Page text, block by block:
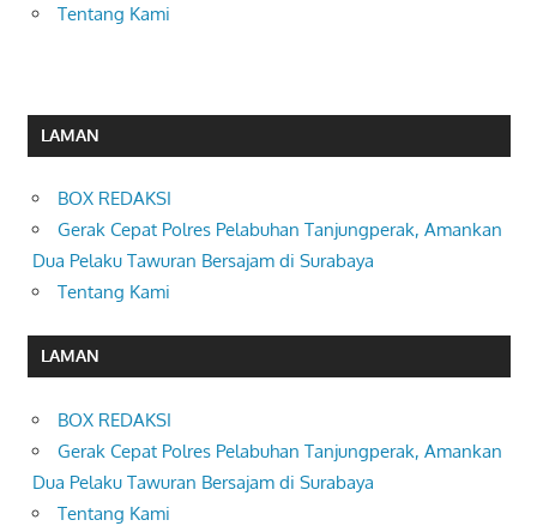
Tentang Kami
LAMAN
BOX REDAKSI
Gerak Cepat Polres Pelabuhan Tanjungperak, Amankan
Dua Pelaku Tawuran Bersajam di Surabaya
Tentang Kami
LAMAN
BOX REDAKSI
Gerak Cepat Polres Pelabuhan Tanjungperak, Amankan
Dua Pelaku Tawuran Bersajam di Surabaya
Tentang Kami